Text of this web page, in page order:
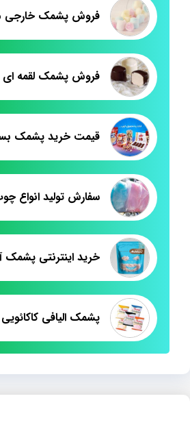
فروش پشمک خارجی
قیمت خرید پشمک
خرید اینترنتی پشمک
پشمک الیافی کاکائویی